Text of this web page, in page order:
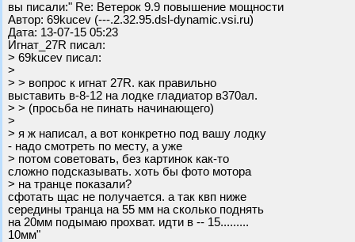
вы писали:" Re: Ветерок 9.9 повышение мощности
Автор: 69kucev (---.2.32.95.dsl-dynamic.vsi.ru)
Дата: 13-07-15 05:23
Игнат_27R писал:
> 69kucev писал:
>
> > вопрос к игнат 27R. как правильно
выставить в-8-12 на лодке гладиатор в370ал.
> > (просьба не пинать начинающего)
>
> я ж написал, а вот конкретно под вашу лодку
- надо смотреть по месту, а уже
> потом советовать, без картинок как-то
сложно подсказывать. хоть бы фото мотора
> на транце показали?
сфотать щас не получается. а так квп ниже
середины транца на 55 мм на сколько поднять
на 20мм подымаю прохват. идти в -- 15.........
10мм"